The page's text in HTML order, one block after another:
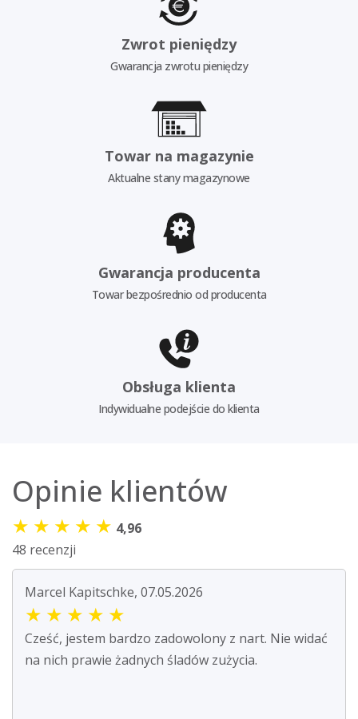
Zwrot pieniędzy
Gwarancja zwrotu pieniędzy
Towar na magazynie
Aktualne stany magazynowe
Gwarancja producenta
Towar bezpośrednio od producenta
Obsługa klienta
Indywidualne podejście do klienta
Opinie klientów
★ ★ ★ ★ ★ 4,96
48 recenzji
Marcel Kapitschke, 07.05.2026
★ ★ ★ ★ ★
Cześć, jestem bardzo zadowolony z nart. Nie widać
na nich prawie żadnych śladów zużycia.